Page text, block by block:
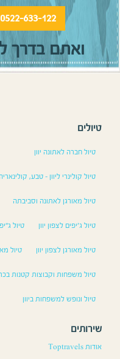
0522-633-122
ואתם בדרך
טיולים
טיול חברה לאתונה יוון
טיול קולינרי ליוון – טבע,
טיול מאורגן לאתונה וסביבתה
טיול ג׳יפים לצפון יוון טיול
טיול מאורגן לצפון יוון טיול
טיול משפחות וקבוצות קטנות
טיול ונופש למשפחות ביוון
שירותים
אודות Toptravels